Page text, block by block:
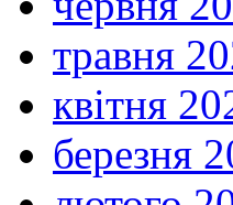
травня
квітня
березня